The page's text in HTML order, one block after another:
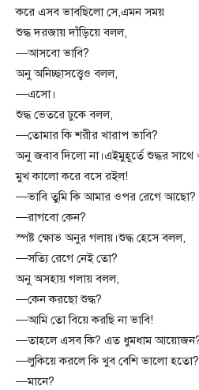
করে এসব ভাবছিলো সে,এমন সময়
শুদ্ধ দরজায় দাঁড়িয়ে বলল,
—আসবো ভাবি?
অনু অনিচ্ছাসত্ত্বেও বলল,
—এসো।
শুদ্ধ ভেতরে ঢুকে বলল,
—তোমার কি শরীর খারাপ ভাবি?
অনু জবাব দিলো না।এইমুহূর্তে শুদ্ধর
মুখ কালো করে বসে রইল!
—ভাবি তুমি কি আমার ওপর রেগে আছো?
—রাগবো কেন?
স্পষ্ট ক্ষোভ অনুর গলায়।শুদ্ধ হেসে বলল,
—সত্যি রেগে নেই তো?
অনু অসহায় গলায় বলল,
—কেন করছো শুদ্ধ?
—আমি তো বিয়ে করছি না ভাবি!
—তাহলে এসব কি? এত ধুমধাম
—লুকিয়ে করলে কি খুব বেশি ভালো হতো?
—মানে?